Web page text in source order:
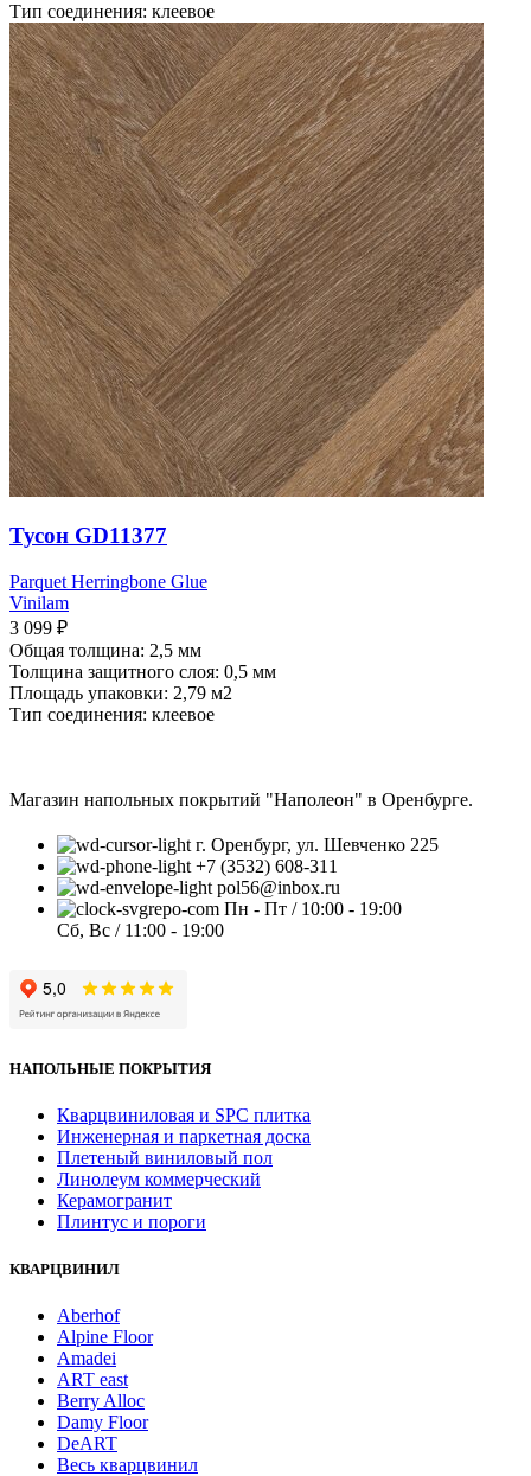
Тип соединения: клеевое
Тусон GD11377
Parquet Herringbone Glue
Vinilam
3 099 ₽
Общая толщина: 2,5 мм
Толщина защитного слоя: 0,5 мм
Площадь упаковки: 2,79 м2
Тип соединения: клеевое
Магазин напольных покрытий "Наполеон" в Оренбурге.
г. Оренбург, ул. Шевченко 225
+7 (3532) 608-311
pol56@inbox.ru
Пн - Пт / 10:00 - 19:00
Сб, Вс / 11:00 - 19:00
НАПОЛЬНЫЕ ПОКРЫТИЯ
Кварцвиниловая и SPC плитка
Инженерная и паркетная доска
Плетеный виниловый пол
Линолеум коммерческий
Керамогранит
Плинтус и пороги
КВАРЦВИНИЛ
Aberhof
Alpine Floor
Amadei
ART east
Berry Alloc
Damy Floor
DeART
Весь кварцвинил